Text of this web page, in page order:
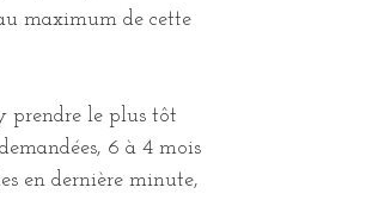
maximum de cette
prendre le plus tôt
6 à 4 mois
en dernière minute,